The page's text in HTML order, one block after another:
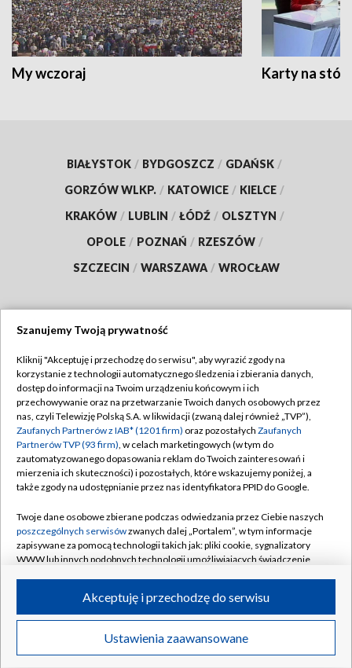
My wczoraj Karty na
BIAŁYSTOK / BYDGOSZCZ / GDAŃSK /
GORZÓW WLKP. / KATOWICE / KIELCE /
KRAKÓW / LUBLIN / ŁÓDŹ / OLSZTYN /
OPOLE / POZNAŃ / RZESZÓW /
SZCZECIN / WARSZAWA / WROCŁAW
TVP
Abonament TVP
Emisja w TVP
Centrum informacji TVP
Naziemna Telewizja Cyfrowa
Rada Programowa
System NOS
Informacje o nadawcy
Program dla prasy
Ogłoszenie przetargowe
Regulamin TVP
Polityka prywatności
Moje zgody
Pomoc
Kontakt
Kanały
©2026 Telewizja Polska S.A. w likwidacji
Szanujemy Twoją prywatność
Kliknij "Akceptuję i przechodzę do serwisu", aby wyrazić zgody na
korzystanie z technologii automatycznego śledzenia i zbierania danych,
dostęp do informacji na Twoim urządzeniu końcowym i ich
przechowywanie oraz na przetwarzanie Twoich danych osobowych przez
nas, czyli Telewizję Polską S.A. w likwidacji (zwaną dalej również „TVP”),
Zaufanych Partnerów z IAB* (1201 firm) oraz pozostałych Zaufanych
Partnerów TVP (93 firm), w celach marketingowych (w tym do
zautomatyzowanego dopasowania reklam do Twoich zainteresowań i
mierzenia ich skuteczności) i pozostałych, które wskazujemy poniżej, a
także zgody na udostępnianie przez nas identyfikatora PPID do Google.
Twoje dane osobowe zbierane podczas odwiedzania przez Ciebie naszych
poszczególnych serwisówzwanych dalej „Portalem”, w tym informacje
zapisywane za pomocą technologii takich jak: pliki cookie, sygnalizatory
WWW lub innych podobnych technologii umożliwiających świadczenie
ruchu w Internecie.
Twoje dane osobowe zbierane podczas odwiedzania przez Ciebie
poszczególnych serwisówna Portalu, takie jak adresy IP, identyfikatory
Ustawienia zaawansowane
Akceptuję i przechodzę do serwisu